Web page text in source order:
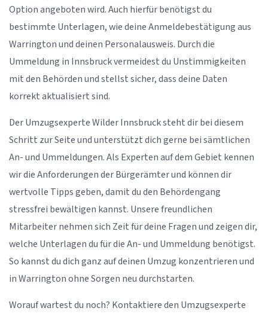
Option angeboten wird. Auch hierfür benötigst du
bestimmte Unterlagen, wie deine Anmeldebestätigung aus
Warrington und deinen Personalausweis. Durch die
Ummeldung in Innsbruck vermeidest du Unstimmigkeiten
mit den Behörden und stellst sicher, dass deine Daten
korrekt aktualisiert sind.
Der Umzugsexperte Wilder Innsbruck steht dir bei diesem
Schritt zur Seite und unterstützt dich gerne bei sämtlichen
An- und Ummeldungen. Als Experten auf dem Gebiet kennen
wir die Anforderungen der Bürgerämter und können dir
wertvolle Tipps geben, damit du den Behördengang
stressfrei bewältigen kannst. Unsere freundlichen
Mitarbeiter nehmen sich Zeit für deine Fragen und zeigen dir,
welche Unterlagen du für die An- und Ummeldung benötigst.
So kannst du dich ganz auf deinen Umzug konzentrieren und
in Warrington ohne Sorgen neu durchstarten.
Worauf wartest du noch? Kontaktiere den Umzugsexperte